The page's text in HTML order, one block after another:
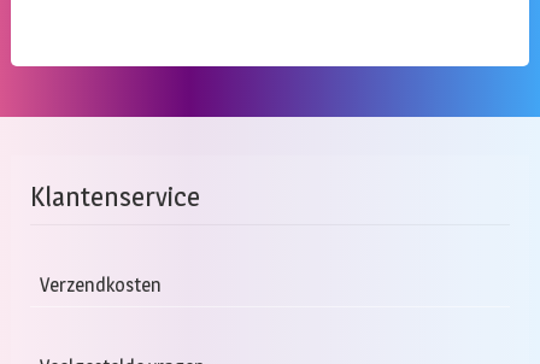
Klantenservice
Verzendkosten